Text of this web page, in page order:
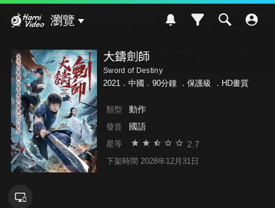
瀏覽
大鑄劍師
Sword of Destiny
2021．中國．90分鐘 ． 保護級 ．HD畫質
類型 動作
發音 國語
星等 2.7
下架時間 2028年12月31日